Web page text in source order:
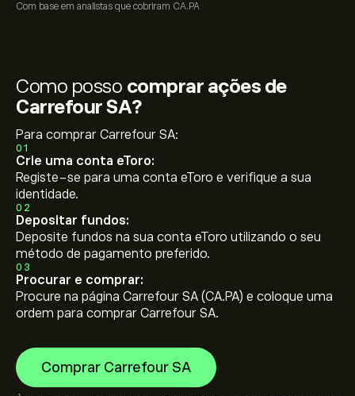
Com base em analistas que cobriram CA.PA
Como posso comprar ações de
Carrefour SA?
Para comprar Carrefour SA:
01
Crie uma conta eToro:
Registe-se para uma conta eToro e verifique a sua
identidade.
02
Depositar fundos:
Deposite fundos na sua conta eToro utilizando o seu
método de pagamento preferido.
03
Procurar e comprar:
Procure na página Carrefour SA (CA.PA) e coloque uma
ordem para comprar Carrefour SA.
Comprar Carrefour SA